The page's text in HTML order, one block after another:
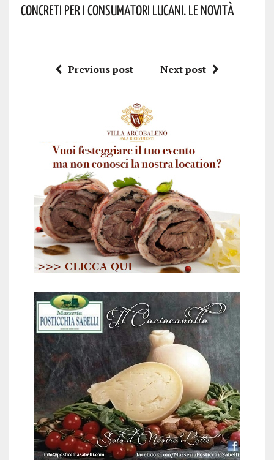
Concreti Per I Consumatori Lucani. Le Novità
Previous post Next post